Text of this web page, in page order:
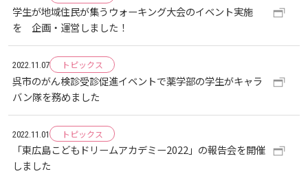
お知らせ
自然災害時等の図書館の閉館について
学生が地域住民が集うウォーキング大会のイベント実施
を 企画・運営しました！
2022.11.07 トピックス
呉市のがん検診受診促進イベントで薬学部の学生がキャラ
バン隊を務めました
2022.11.01 トピックス
「東広島こどもドリームアカデミー2022」の報告会を開催
しました